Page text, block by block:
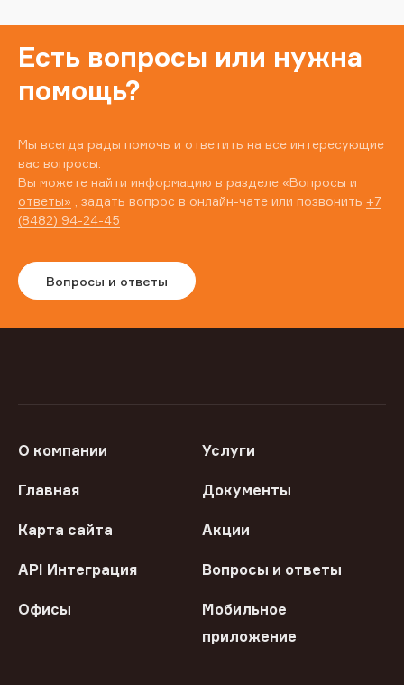
Есть вопросы или нужна
помощь?
Мы всегда рады помочь и ответить на все интересующие
вас вопросы.
Вы можете найти информацию в разделе «Вопросы и
ответы» , задать вопрос в онлайн-чате или позвонить +7
(8482) 94-24-45
Вопросы и ответы
О компании Услуги
Главная Документы
Карта сайта Акции
API Интеграция Вопросы и ответы
Офисы
Мобильное
приложение